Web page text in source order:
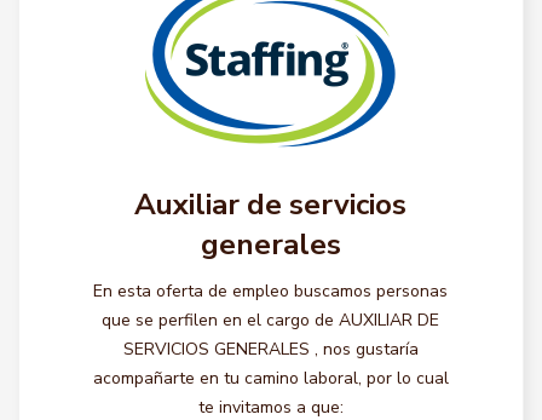
Auxiliar de servicios
generales
En esta oferta de empleo buscamos personas
que se perfilen en el cargo de AUXILIAR DE
SERVICIOS GENERALES , nos gustaría
acompañarte en tu camino laboral, por lo cual
te invitamos a que: